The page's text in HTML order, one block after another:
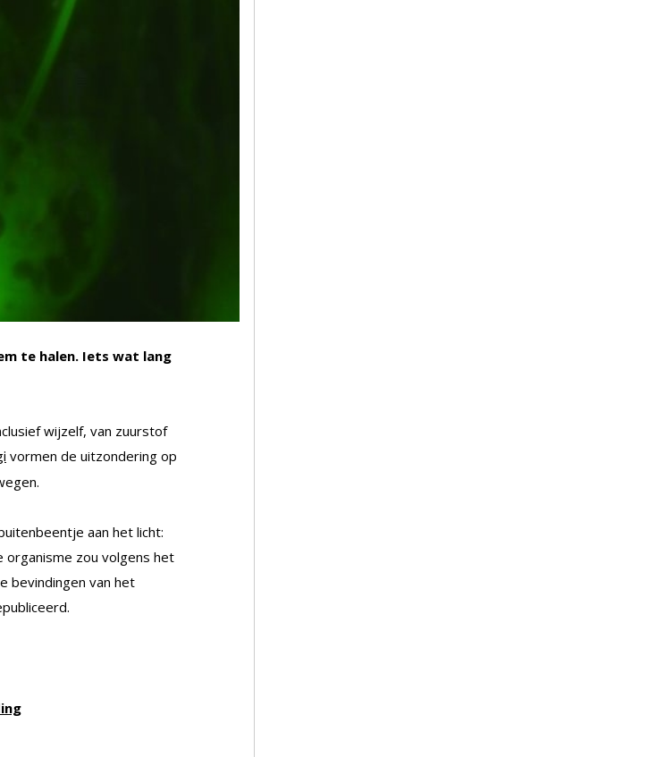
te halen. Iets wat lang
wijzelf, van zuurstof
vormen de uitzondering op
aan het licht:
organisme zou volgens het
bevindingen van het